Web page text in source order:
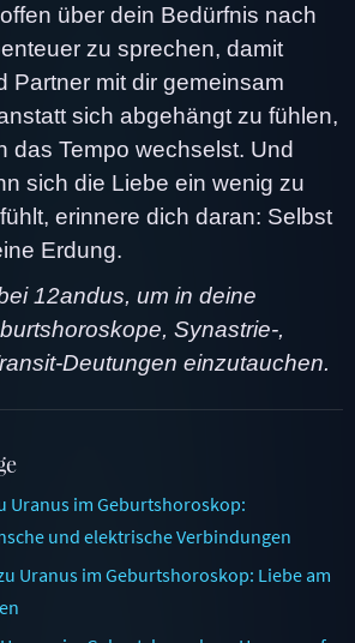
über dein Bedürfnis nach
zu sprechen, damit
Partner mit dir gemeinsam
sich abgehängt zu fühlen,
das Tempo wechselst. Und
sich die Liebe ein wenig zu
erinnere dich daran: Selbst
Erdung.
12andus, um in deine
Synastrie-,
Deutungen einzutauchen.
Uranus im Geburtshoroskop:
und elektrische Verbindungen
Uranus im Geburtshoroskop: Liebe am